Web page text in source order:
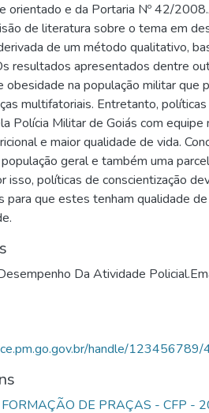
orientado e da Portaria Nº 42/
de literatura sobre o tema em
de um método qualitativo,
resultados apresentados dentre
obesidade na população militar que
multifatoriais. Entretanto,
Polícia Militar de Goiás com equipe
e maior qualidade de vida.
geral e também uma
isso, políticas de conscientização
para que estes tenham qualidade
Da Atividade
handle/
FORMAÇÃO DE PRAÇAS - CFP -